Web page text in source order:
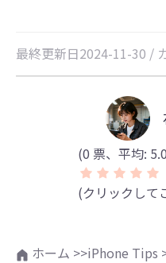
最終更新日2024-11-30 /
(0 票、平均: 5.0
(クリックして
ホーム >>iPhone Tips